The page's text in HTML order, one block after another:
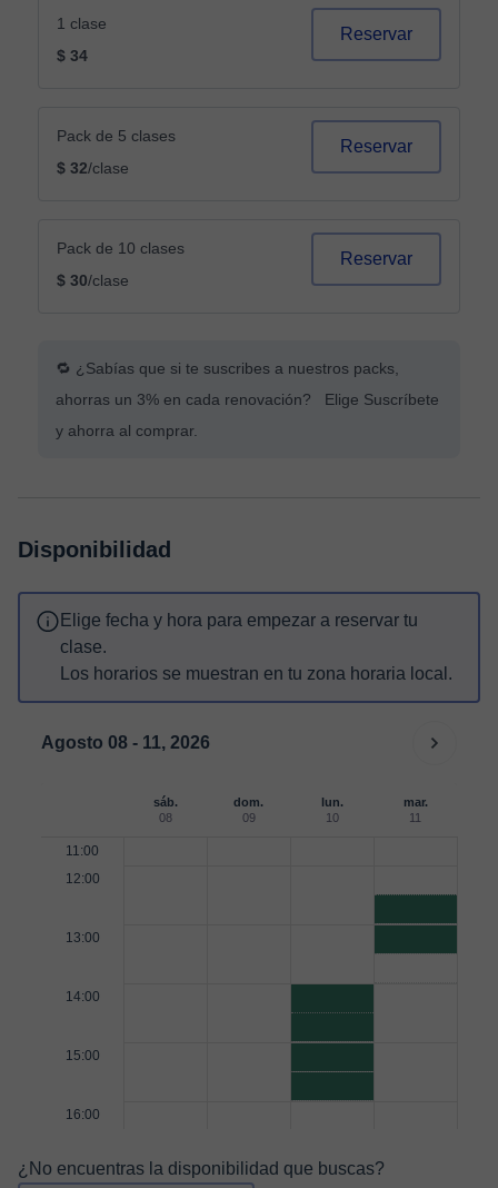
1 clase
$ 34
Reservar
Pack de 5 clases
$ 32/clase
Reservar
Pack de 10 clases
$ 30/clase
Reservar
🔁 ¿Sabías que si te suscribes a nuestros packs,
ahorras un 3% en cada renovación? Elige Suscríbete
y ahorra al comprar.
Disponibilidad
Elige fecha y hora para empezar a reservar tu
clase.
Los horarios se muestran en tu zona horaria local.
Agosto 08 - 11, 2026
sáb.
08
dom.
09
lun.
10
mar.
11
11:00
12:00
13:00
14:00
15:00
16:00
¿No encuentras la disponibilidad que buscas?